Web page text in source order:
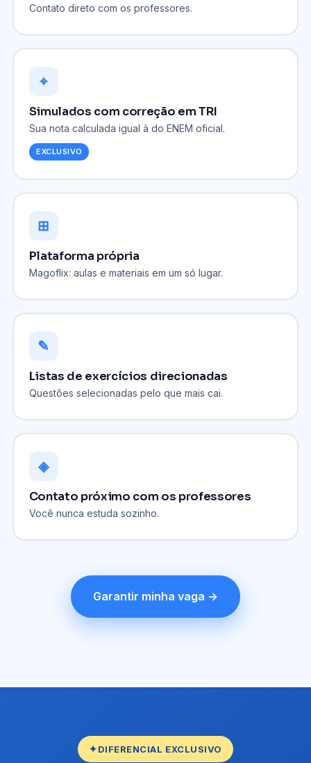
Contato direto com os professores.
⌖
Simulados com correção em TRI
Sua nota calculada igual à do ENEM oficial.
EXCLUSIVO
⊞
Plataforma própria
Magoflix: aulas e materiais em um só lugar.
✎
Listas de exercícios direcionadas
Questões selecionadas pelo que mais cai.
◈
Contato próximo com os professores
Você nunca estuda sozinho.
Garantir minha vaga →
DIFERENCIAL EXCLUSIVO